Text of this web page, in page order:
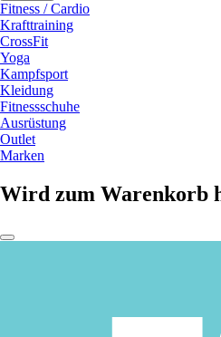
Fitness / Cardio
Krafttraining
CrossFit
Yoga
Kampfsport
Kleidung
Fitnessschuhe
Ausrüstung
Outlet
Marken
Wird zum Warenkorb